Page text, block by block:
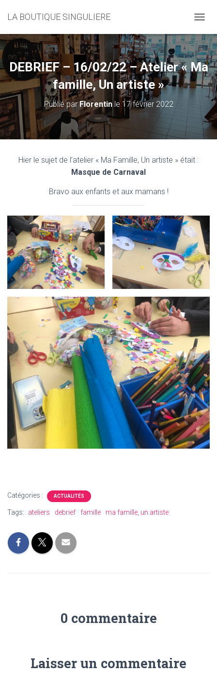
LA BOUTIQUE SINGULIERE
É
P
L
I
E
R
L
N
A
V
DEBRIEF – 16/02/22 – Atelier « Ma
famille, Un artiste »
Publié parFlorentinle17 février 2022
Hier le sujet de l’atelier « Ma Famille, Un artiste » était :
Masque de Carnaval
Bravo aux enfants et aux mamans !
Catégories : ACTUALITÉS
Tags: ateliers debrief famille ma famille, un artiste
0 commentaire
Laisser un commentaire